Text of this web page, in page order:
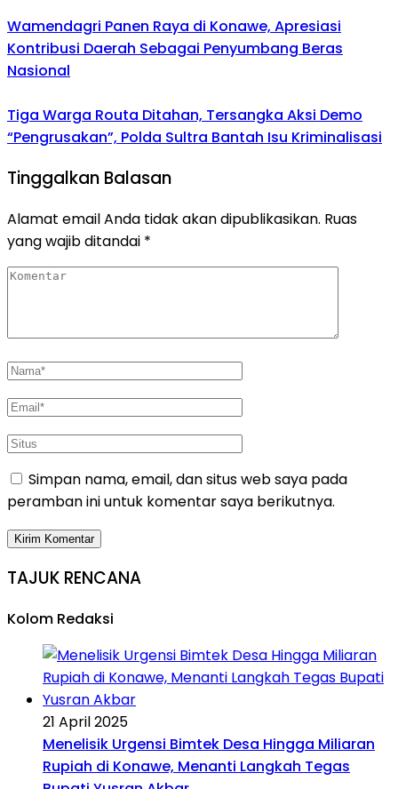
Wamendagri Panen Raya di Konawe, Apresiasi
Kontribusi Daerah Sebagai Penyumbang Beras
Nasional
Tiga Warga Routa Ditahan, Tersangka Aksi Demo
“Pengrusakan”, Polda Sultra Bantah Isu Kriminalisasi
Tinggalkan Balasan
Alamat email Anda tidak akan dipublikasikan. Ruas
yang wajib ditandai *
Simpan nama, email, dan situs web saya pada
peramban ini untuk komentar saya berikutnya.
TAJUK RENCANA
Kolom Redaksi
21 April 2025
Menelisik Urgensi Bimtek Desa Hingga Miliaran
Rupiah di Konawe, Menanti Langkah Tegas